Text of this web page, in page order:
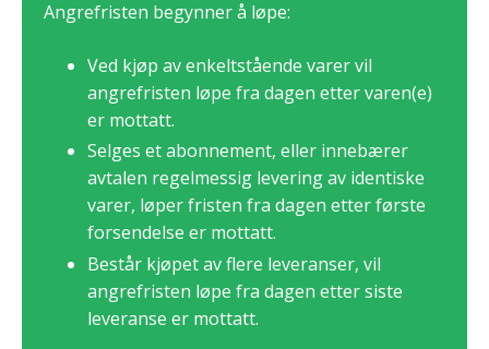
Angrefristen begynner å løpe:
Ved kjøp av enkeltstående varer vil
angrefristen løpe fra dagen etter varen(e)
er mottatt.
Selges et abonnement, eller innebærer
avtalen regelmessig levering av identiske
varer, løper fristen fra dagen etter første
forsendelse er mottatt.
Består kjøpet av flere leveranser, vil
angrefristen løpe fra dagen etter siste
leveranse er mottatt.